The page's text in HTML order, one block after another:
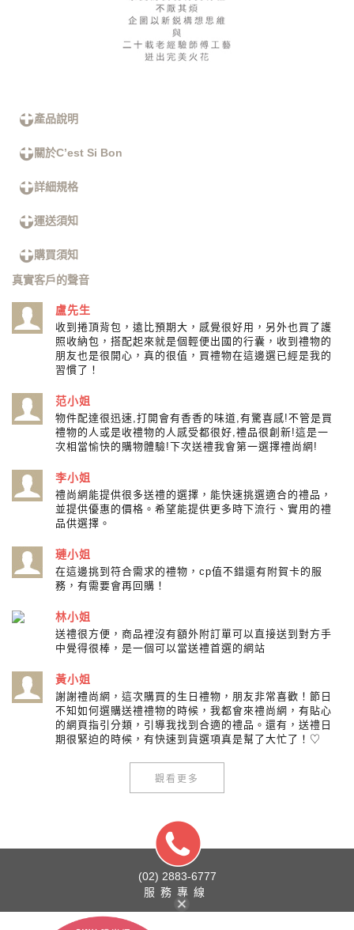
產品說明
關於C’est Si Bon
詳細規格
運送須知
購買須知
真實客戶的聲音
盧先生
收到捲頂背包，遠比預期大，感覺很好用，另外也買了護
照收納包，搭配起來就是個輕便出國的行囊，收到禮物的
朋友也是很開心，真的很值，買禮物在這邊選已經是我的
習慣了！
范小姐
物件配達很迅速,打開會有香香的味道,有驚喜感!不管是買
禮物的人或是收禮物的人感受都很好,禮品很創新!這是一
次相當愉快的購物體驗!下次送禮我會第一選擇禮尚網!
李小姐
禮尚網能提供很多送禮的選擇，能快速挑選適合的禮品，
並提供優惠的價格。希望能提供更多時下流行、實用的禮
品供選擇。
璉小姐
在這邊挑到符合需求的禮物，cp值不錯還有附賀卡的服
務，有需要會再回購！
林小姐
送禮很方便，商品裡沒有額外附訂單可以直接送到對方手
中覺得很棒，是一個可以當送禮首選的網站
黃小姐
謝謝禮尚網，這次購買的生日禮物，朋友非常喜歡！節日
不知如何選購送禮禮物的時候，我都會來禮尚網，有貼心
的網頁指引分類，引導我找到合適的禮品。還有，送禮日
期很緊迫的時候，有快速到貨選項真是幫了大忙了！♡
觀看更多
(02) 2883-6777
服務專線